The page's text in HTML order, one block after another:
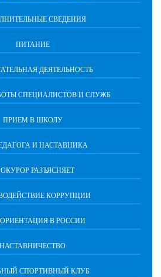
СВЕДЕНИЯ
ПИТАНИЕ
ДЕЯТЕЛЬНОСТЬ
СПЕЦИАЛИСТОВ И СЛУЖБ
ПРИЕМ В ШКОЛУ
И НАСТАВНИКА
РАЗЪЯСНЯЕТ
КОРРУПЦИИ
В РОССИИ
НАСТАВНИЧЕСТВО
СПОРТИВНЫЙ КЛУБ